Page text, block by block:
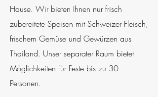
Hause. Wir bieten Ihnen nur frisch
zubereitete Speisen mit Schweizer Fleisch,
frischem Gemüse und Gewürzen aus
Thailand. Unser separater Raum bietet
Möglichkeiten für Feste bis zu 30
Personen.